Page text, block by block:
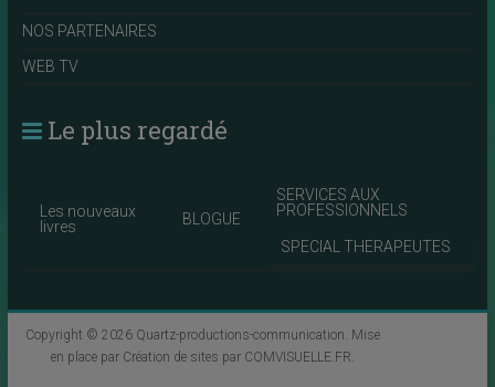
NOS PARTENAIRES
WEB TV
Le plus regardé
Les nouveaux
livres
BLOGUE
SERVICES AUX
PROFESSIONNELS
SPECIAL THERAPEUTES
Copyright © 2026 Quartz-productions-communication . Mise
en place par Création de sites par COMVISUELLE.FR